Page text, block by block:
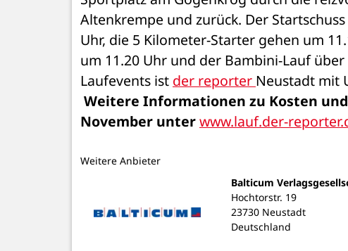
Altenkrempe und zurück. Der
Uhr, die 5 Kilometer-Starter gehen um
um 11.20 Uhr und der Bambini-Lauf
Laufevents ist der reporter Neustadt mit
Weitere Informationen zu Kosten
November unter www.lauf.der-
Weitere Anbieter
Balticum
Hochtorstr. 19
23730 Neustadt
Deutschland